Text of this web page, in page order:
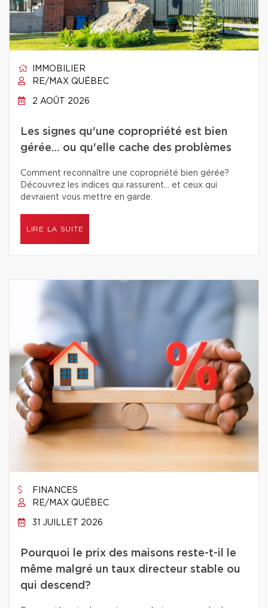
IMMOBILIER
RE/MAX QUÉBEC
2 AOÛT 2026
Les signes qu'une copropriété est bien
gérée… ou qu'elle cache des problèmes
Comment reconnaître une copropriété bien gérée?
Découvrez les indices qui rassurent… et ceux qui
devraient vous mettre en garde.
LIRE LA SUITE
FINANCES
RE/MAX QUÉBEC
31 JUILLET 2026
Pourquoi le prix des maisons reste-t-il le
même malgré un taux directeur stable ou
qui descend?